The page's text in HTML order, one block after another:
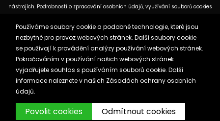
nástrojích. Podrobnosti o zpracování osobních údajů, využívání souborů cookies
dostupných na těchto internetových stránkách. U jednotlivých článků mohou
být uvedeny informace o použitých zdrojích, datu původní analýzy nebo datu,
ke kterému se vztahují uvedené tržní údaje.
Zásady ochrany osobních údajů a cookies
Reklama
Burzovnisvet.cz © 2026
Používáme soubory cookie a podobné technologie, které jsou
nezbytné pro provoz webových stránek. Další soubory cookie
se používají k provádění analýzy používání webových stránek.
Pokračováním v používání našich webových stránek
vyjadřujete souhlas s používáním souborů cookie. Další
informace naleznete v našich Zásadách ochrany osobních
údajů.
Povolit cookies Odmítnout cookies